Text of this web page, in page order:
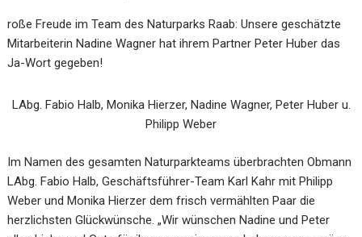
roße Freude im Team des Naturparks Raab: Unsere geschätzte
Mitarbeiterin Nadine Wagner hat ihrem Partner Peter Huber das
Ja-Wort gegeben!
LAbg. Fabio Halb, Monika Hierzer, Nadine Wagner, Peter Huber u.
Philipp Weber
Im Namen des gesamten Naturparkteams überbrachten Obmann
LAbg. Fabio Halb, Geschäftsführer-Team Karl Kahr mit Philipp
Weber und Monika Hierzer dem frisch vermählten Paar die
herzlichsten Glückwünsche. „Wir wünschen Nadine und Peter